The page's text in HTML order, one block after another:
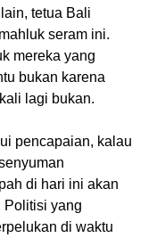
tetua Bali
seram ini.
mereka yang
bukan karena
lagi bukan.
pencapaian, kalau
di hari ini akan
Politisi yang
di waktu